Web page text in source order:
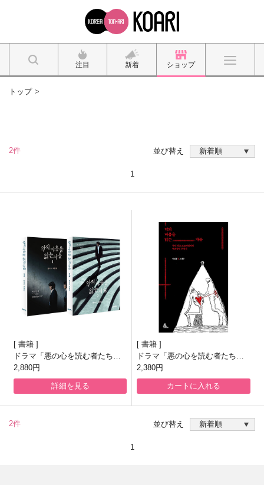
注目 新着 ショップ
トップ
2件
1
並び替え
書籍
ドラマ「悪の心を読む者たち」
台本集[全2巻]
2,880円
詳細を見る
書籍
ドラマ「悪の心を読む者たち」
原作小説
2,380円
カートに入れる
2件
1
並び替え